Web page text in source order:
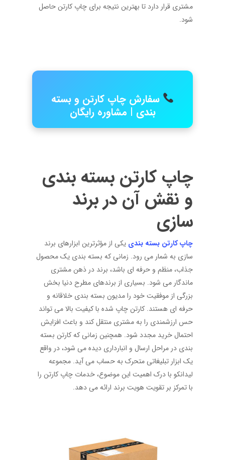
مشتری قرار دارد تا بهترین نتیجه برای چاپ کارتن حاصل
شود.
سفارش چاپ کارتن و بسته
بندی | مشاوره رایگان
چاپ کارتن بسته بندی
و نقش آن در برند
سازی
چاپ کارتن بسته بندی یکی از مؤثرترین ابزارهای برند
سازی به شمار می رود. زمانی که بسته بندی یک محصول
جذاب، منظم و حرفه ای باشد، برند در ذهن مشتری
ماندگار می شود. بسیاری از برندهای مطرح دنیا بخش
بزرگی از موفقیت خود را مدیون بسته بندی خلاقانه و
حرفه ای هستند. کارتن چاپ شده با کیفیت بالا می تواند
حس ارزشمندی را به مشتری منتقل کند و باعث افزایش
احتمال خرید مجدد شود. همچنین زمانی که کارتن بسته
بندی در مراحل ارسال و انبارداری دیده می شود، در واقع
یک ابزار تبلیغاتی متحرک به حساب می آید. مجموعه
لیدانکو با درک اهمیت این موضوع، خدمات چاپ کارتن را
با تمرکز بر تقویت هویت برند ارائه می دهد.